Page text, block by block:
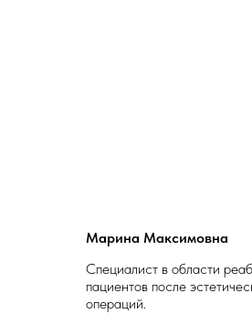
Марина Максимовна
Специалист в области
пациентов после
операций.